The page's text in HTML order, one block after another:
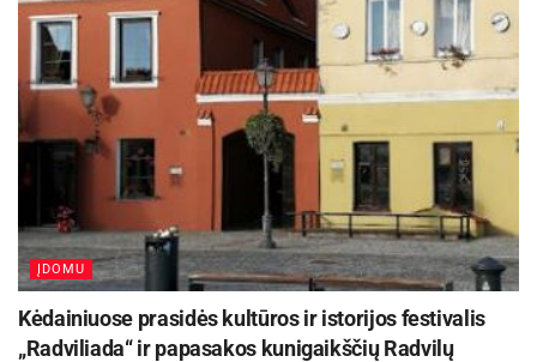
Žymos: Ekskavatorius
ĮDOMU
Kėdainiuose prasidės kultūros ir istorijos festivalis
„Radviliada“ ir papasakos kunigaikščių Radvilų